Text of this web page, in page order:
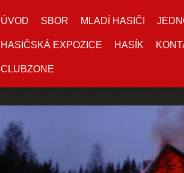
ÚVOD SBOR MLADÍ HASIČI
HASIČSKÁ EXPOZICE HASÍK
CLUBZONE